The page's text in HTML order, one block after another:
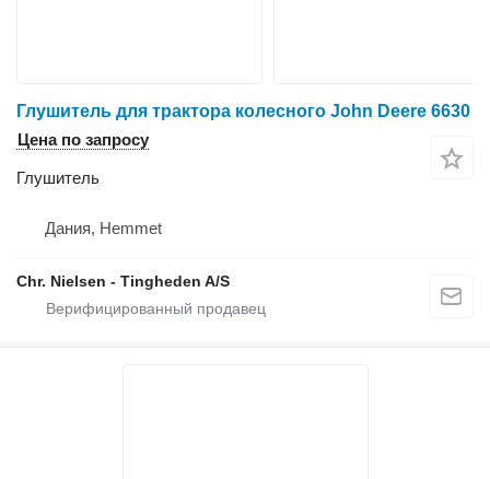
Глушитель для трактора колесного John Deere 6630
Цена по запросу
Глушитель
Дания, Hemmet
Chr. Nielsen - Tingheden A/S